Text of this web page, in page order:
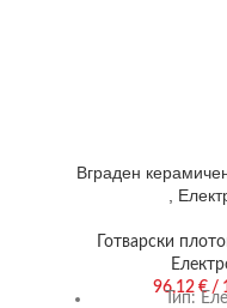
Вграден
,
Готварски
96,12 €/
Тип: